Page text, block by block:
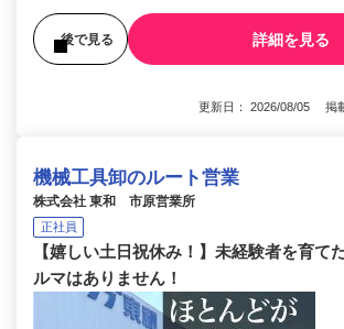
後で見る 詳細を見る
更新日： 2026/08/05 掲
機械工具卸のルート営業
株式会社 東和 市原営業所
正社員
【嬉しい土日祝休み！】未経験者を育て
ルマはありません！